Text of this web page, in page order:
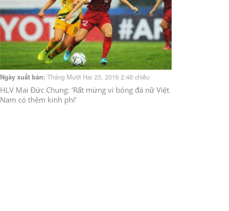
Ngày xuất bản: Tháng Mười Hai 23, 2019 2:48 chiều
HLV Mai Đức Chung: ‘Rất mừng vì bóng đá nữ Việt
Nam có thêm kinh phí’